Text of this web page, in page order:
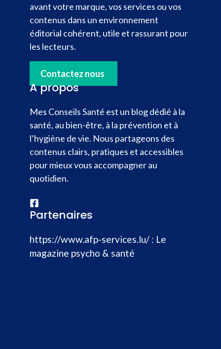
avant votre marque, vos services ou vos
contenus dans un environnement
éditorial cohérent, utile et rassurant pour
les lecteurs.
Contactez nous
A propos
Mes Conseils Santé est un blog dédié à la
santé, au bien-être, à la prévention et à
l’hygiène de vie. Nous partageons des
contenus clairs, pratiques et accessibles
pour mieux vous accompagner au
quotidien.
Partenaires
https://www.afp-services.lu/ : Le
magazine psycho & santé